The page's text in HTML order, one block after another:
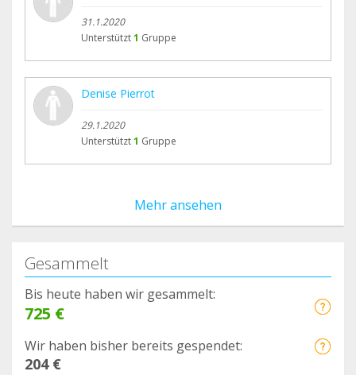
31.1.2020
Unterstützt1 Gruppe
Denise Pierrot
29.1.2020
Unterstützt1 Gruppe
Mehr ansehen
Gesammelt
Bis heute haben wir gesammelt:
725 €
Wir haben bisher bereits gespendet:
204 €